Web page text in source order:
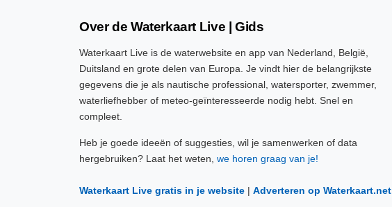
Over de Waterkaart Live | Gids
Waterkaart Live is de waterwebsite en app van Nederland, België,
Duitsland en grote delen van Europa. Je vindt hier de belangrijkste
gegevens die je als nautische professional, watersporter, zwemmer,
waterliefhebber of meteo-geïnteresseerde nodig hebt. Snel en
compleet.
Heb je goede ideeën of suggesties, wil je samenwerken of data
hergebruiken? Laat het weten, we horen graag van je!
Waterkaart Live gratis in je website | Adverteren op Waterkaart.net